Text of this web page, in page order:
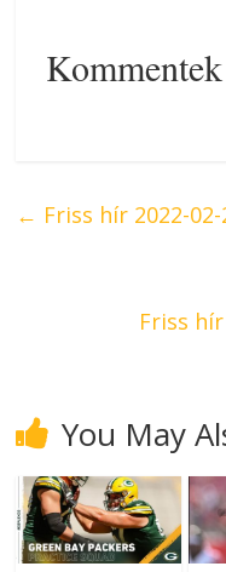
Kommentek
← Friss hír 2022-
Friss hír
You May